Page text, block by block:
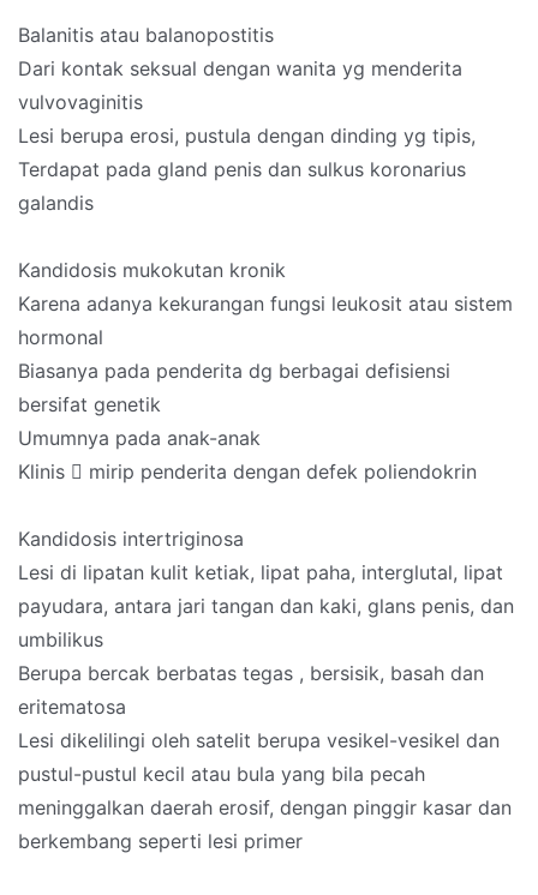
Balanitis atau balanopostitis
Dari kontak seksual dengan wanita yg menderita
vulvovaginitis
Lesi berupa erosi, pustula dengan dinding yg tipis,
Terdapat pada gland penis dan sulkus koronarius
galandis
Kandidosis mukokutan kronik
Karena adanya kekurangan fungsi leukosit atau sistem
hormonal
Biasanya pada penderita dg berbagai defisiensi
bersifat genetik
Umumnya pada anak-anak
Klinis  mirip penderita dengan defek poliendokrin
Kandidosis intertriginosa
Lesi di lipatan kulit ketiak, lipat paha, interglutal, lipat
payudara, antara jari tangan dan kaki, glans penis, dan
umbilikus
Berupa bercak berbatas tegas , bersisik, basah dan
eritematosa
Lesi dikelilingi oleh satelit berupa vesikel-vesikel dan
pustul-pustul kecil atau bula yang bila pecah
meninggalkan daerah erosif, dengan pinggir kasar dan
berkembang seperti lesi primer